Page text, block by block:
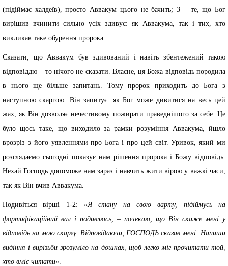
(підіймає халдеїв), просто Аввакум цього не бачить; 3 – те, що Бог
вирішив вчинити сильно усіх здивує: як Аввакума, так і тих, хто
викликав таке обурення пророка.
Сказати, що Аввакум був здивований і навіть збентежений такою
відповіддю – то нічого не сказати. Власне, ця Божа відповідь породила
в нього ще більше запитань. Тому пророк приходить до Бога з
наступною скаргою. Він запитує: як Бог може дивитися на весь цей
жах, як Він дозволяє нечестивому пожирати праведнішого за себе. Це
було щось таке, що виходило за рамки розуміння Аввакума, йшло
врозріз з його уявленнями про Бога і про цей світ. Уривок, який ми
розглядаємо сьогодні показує нам рішення пророка і Божу відповідь.
Нехай Господь допоможе нам зараз і навчить жити вірою у важкі часи,
так як Він вчив Аввакума.
Подивіться вірші 1-2: «Я стану на свою варту, підіймусь на
фортифікаційний вал і подивлюсь, – почекаю, що Він скаже мені у
відповідь на мою скаргу. Відповідаючи, ГОСПОДЬ сказав мені: Напиши
видіння і вирізьби зрозуміло на дошках, щоб легко міг прочитати той,
хто вміє читати»